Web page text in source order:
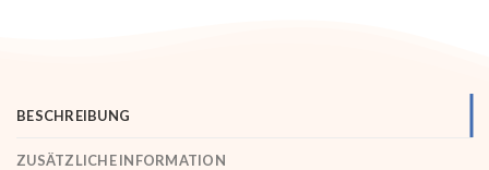
BESCHREIBUNG
ZUSÄTZLICHE INFORMATION